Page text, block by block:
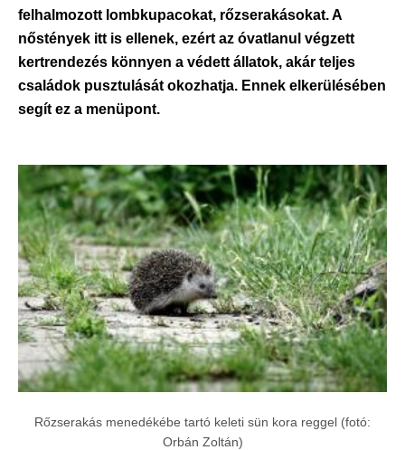
felhalmozott lombkupacokat, rőzserakásokat. A
nőstények itt is ellenek, ezért az óvatlanul végzett
kertrendezés könnyen a védett állatok, akár teljes
családok pusztulását okozhatja. Ennek elkerülésében
segít ez a menüpont.
Rőzserakás menedékébe tartó keleti sün kora reggel (fotó:
Orbán Zoltán)